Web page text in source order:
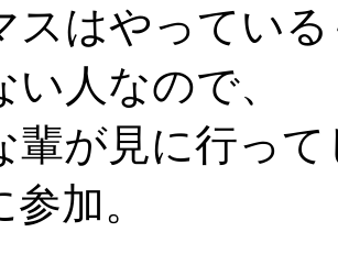
スはやってい
い人なので、
輩が見に行っ
加。